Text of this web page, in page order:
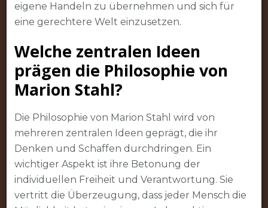
eigene Handeln zu übernehmen und sich für
eine gerechtere Welt einzusetzen.
Welche zentralen Ideen
prägen die Philosophie von
Marion Stahl?
Die Philosophie von Marion Stahl wird von
mehreren zentralen Ideen geprägt, die ihr
Denken und Schaffen durchdringen. Ein
wichtiger Aspekt ist ihre Betonung der
individuellen Freiheit und Verantwortung. Sie
vertritt die Überzeugung, dass jeder Mensch die